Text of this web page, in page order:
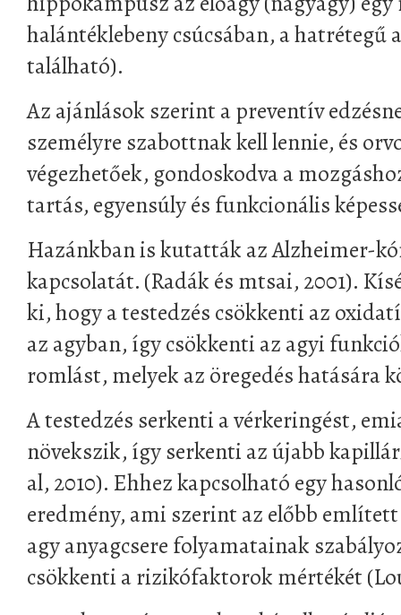
halántéklebeny csúcsában, a hatrétegű
található).
Az ajánlások szerint a preventív
személyre szabottnak kell lennie, és
végezhetőek, gondoskodva a
tartás, egyensúly és funkcionális
Hazánkban is kutatták az Alzheimer-
kapcsolatát. (Radák és mtsai, 2001).
ki, hogy a testedzés csökkenti az
az agyban, így csökkenti az agyi
romlást, melyek az öregedés hatására
A testedzés serkenti a vérkeringést,
növekszik, így serkenti az újabb
al, 2010). Ehhez kapcsolható egy
eredmény, ami szerint az előbb
agy anyagcsere folyamatainak
csökkenti a rizikófaktorok mértékét